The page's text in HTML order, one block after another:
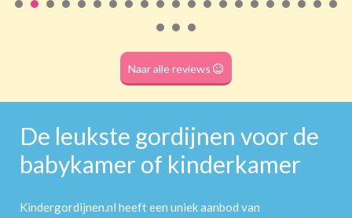
(dubbele tunnel)
Naar alle reviews
De leukste gordijnen voor de
babykamer of kinderkamer
Kindergordijnen.nl heeft een uniek aanbod van